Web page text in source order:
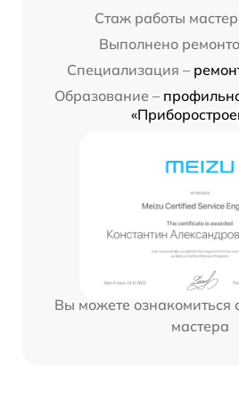
Стаж работы
Выполнено
Специализация –
Образование –
Вы можете ознакомиться
мастера